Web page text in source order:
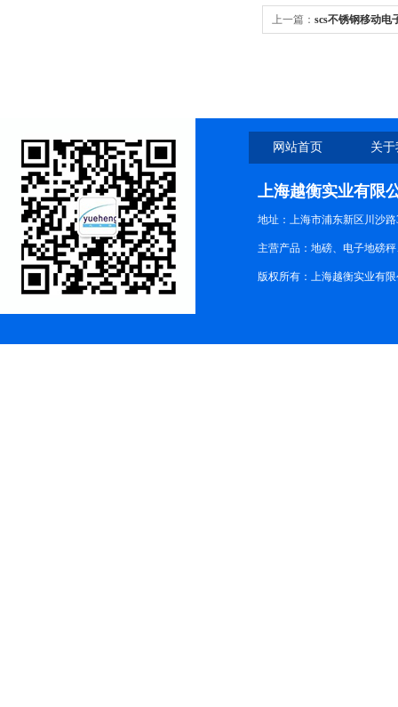
上一篇： scs不锈钢移动电
网站首页 关
上海越衡实业有限
地址：上海市浦东新区川沙路
主营产品：地磅、电子地磅
版权所有：上海越衡实业有